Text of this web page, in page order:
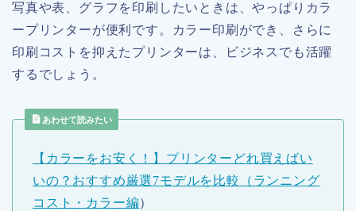
写真や表、グラフを印刷したいときは、やっぱりカラ
ープリンターが便利です。カラー印刷ができ、さらに
印刷コストを抑えたプリンターは、ビジネスでも活躍
するでしょう。
あわせて読みたい
【カラーをお安く！】プリンターどれ買えばい
いの？おすすめ厳選7モデルを比較（ランニング
コスト・カラー編）